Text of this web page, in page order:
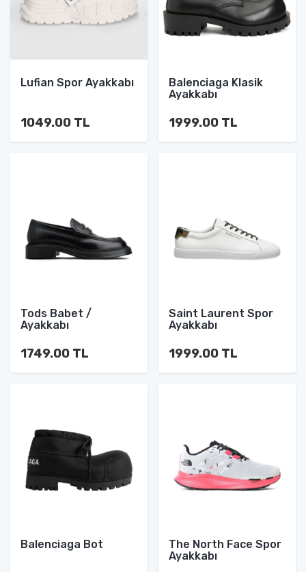
Lufian Spor Ayakkabı
1049.00 TL
Balenciaga Klasik
Ayakkabı
1999.00 TL
Tods Babet /
Ayakkabı
1749.00 TL
Saint Laurent Spor
Ayakkabı
1999.00 TL
Balenciaga Bot
The North Face Spor
Ayakkabı